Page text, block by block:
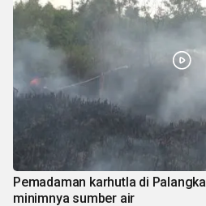
Pemadaman karhutla di
minimnya sumber air